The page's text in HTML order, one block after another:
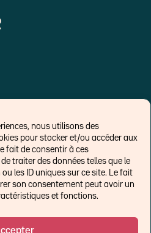
nous utilisons des
pour stocker et/ou accéder aux
fait de consentir à ces
traiter des données telles que le
les ID uniques sur ce site. Le fait
son consentement peut avoir un
et fonctions.
EXTERNES
pour Forbes
tank
de cookies (UE)